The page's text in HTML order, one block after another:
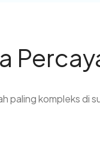
paling kompleks di